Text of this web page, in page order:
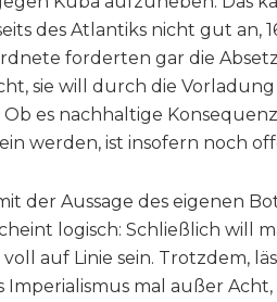
des Atlantiks nicht gut an,
forderten gar die
sie will durch die
Ob es nachhaltige
werden, ist insofern noch
der Aussage des eigenen
logisch: Schließlich will
auf Linie sein. Trotzdem,
Imperialismus mal außer